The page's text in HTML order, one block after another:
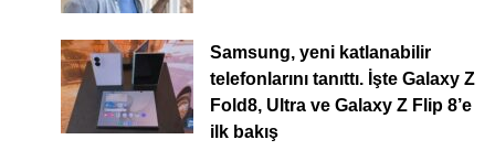
Samsung, yeni katlanabilir
telefonlarını tanıttı. İşte Galaxy Z
Fold8, Ultra ve Galaxy Z Flip 8’e
ilk bakış